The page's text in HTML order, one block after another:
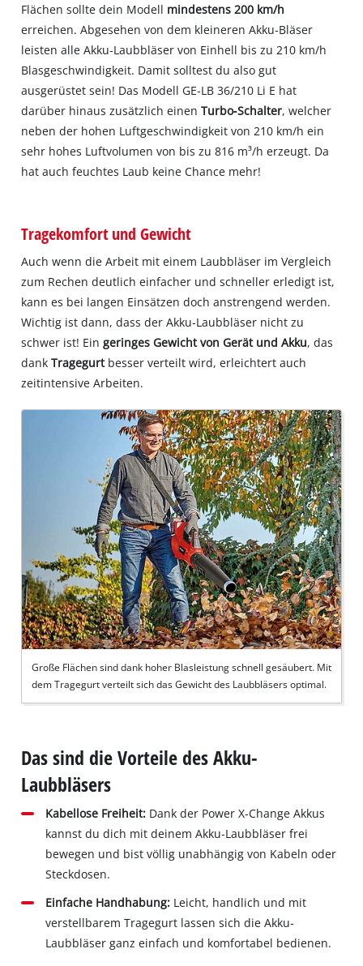
Flächen sollte dein Modell mindestens 200 km/h
erreichen. Abgesehen von dem kleineren Akku‐Bläser
leisten alle Akku‐Laubbläser von Einhell bis zu 210 km/h
Blasgeschwindigkeit. Damit solltest du also gut
ausgerüstet sein! Das Modell GE‐LB 36/210 Li E hat
darüber hinaus zusätzlich einenTurbo‐Schalter, welcher
neben der hohen Luftgeschwindigkeit von 210 km/h ein
sehr hohes Luftvolumen von bis zu 816 m³/h erzeugt. Da
hat auch feuchtes Laub keine Chance mehr!
Tragekomfort und Gewicht
Auch wenn die Arbeit mit einem Laubbläser im Vergleich
zum Rechen deutlich einfacher und schneller erledigt ist,
kann es bei langen Einsätzen doch anstrengend werden.
Wichtig ist dann, dass der Akku‐Laubbläser nicht zu
schwer ist! Eingeringes Gewicht von Gerät und Akku, das
dankTragegurtbesser verteilt wird, erleichtert auch
zeitintensive Arbeiten.
Große Flächen sind dank hoher Blasleistung schnell gesäubert. Mit
dem Tragegurt verteilt sich das Gewicht des Laubbläsers optimal.
Das sind die Vorteile des Akku-
Laubbläsers
Kabellose Freiheit: Dank der Power X‐Change Akkus
kannst du dich mit deinem Akku‐Laubbläser frei
bewegen und bist völlig unabhängig von Kabeln oder
Steckdosen.
Einfache Handhabung: Leicht, handlich und mit
verstellbarem Tragegurt lassen sich die Akku‐
Laubbläser ganz einfach und komfortabel bedienen.